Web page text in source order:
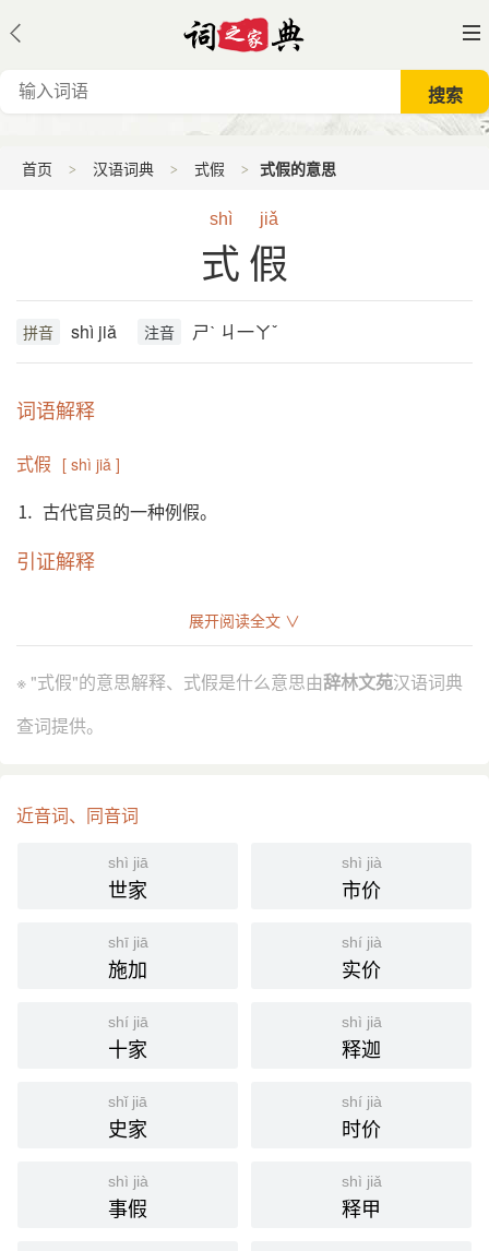
首页 汉语词典 式假 式假的意思
shì jiǎ
式假
拼音 shì jiǎ 注音 ㄕˋ ㄐ一ㄚˇ
词语解释
式假 [ shì jiǎ ]
⒈ 古代官员的一种例假。
引证解释
宋 苏辙 《颍滨遗老传下》：“辙 方在式假，三省得
宋 赵昇 《朝野类要·杂制》：“式假：除父母丧解官及
承祖父母重服之外，餘亲之丧只给式假。”
shì jiǎ jià
展开阅读全文 ∨
※ "式假"的意思解释、式假是什么意思由辞林文苑汉语词典
查词提供。
近音词、同音词
shì jiā
世家
shì jià
市价
shī jiā
施加
shí jià
实价
shí jiā
十家
shì jiā
释迦
shǐ jiā
史家
shí jià
时价
shì jià
事假
shì jiǎ
释甲